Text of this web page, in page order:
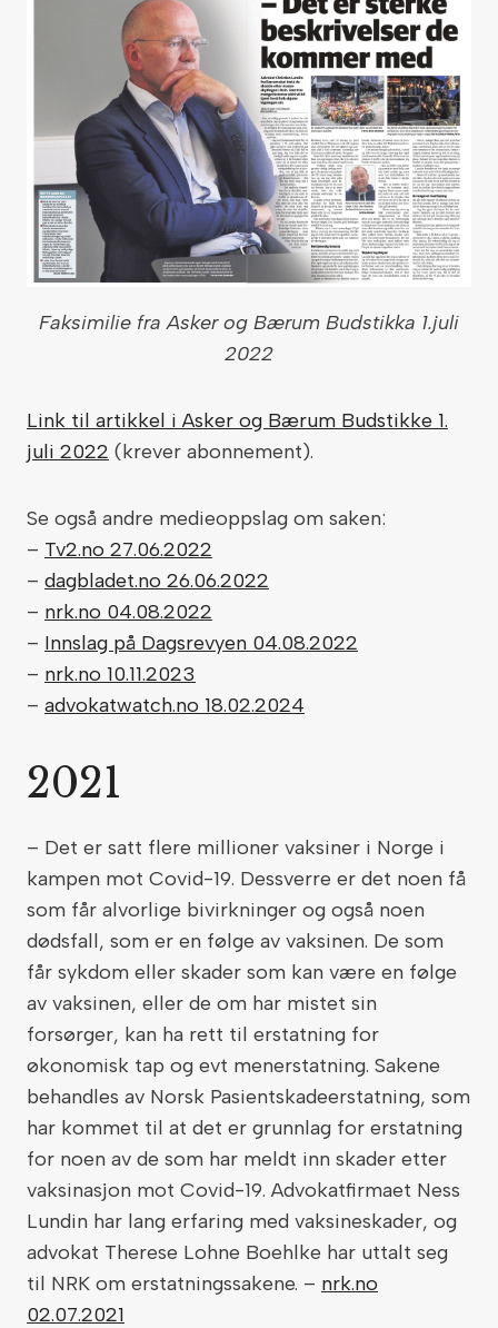
Faksimilie fra Asker og Bærum Budstikka 1.juli
2022
Link til artikkel i Asker og Bærum Budstikke 1.
juli 2022 (krever abonnement).
Se også andre medieoppslag om saken:
– Tv2.no 27.06.2022
– dagbladet.no 26.06.2022
– nrk.no 04.08.2022
– Innslag på Dagsrevyen 04.08.2022
– nrk.no 10.11.2023
– advokatwatch.no 18.02.2024
2021
– Det er satt flere millioner vaksiner i Norge i
kampen mot Covid-19. Dessverre er det noen få
som får alvorlige bivirkninger og også noen
dødsfall, som er en følge av vaksinen. De som
får sykdom eller skader som kan være en følge
av vaksinen, eller de om har mistet sin
forsørger, kan ha rett til erstatning for
økonomisk tap og evt menerstatning. Sakene
behandles av Norsk Pasientskadeerstatning, som
har kommet til at det er grunnlag for erstatning
for noen av de som har meldt inn skader etter
vaksinasjon mot Covid-19. Advokatfirmaet Ness
Lundin har lang erfaring med vaksineskader, og
advokat Therese Lohne Boehlke har uttalt seg
til NRK om erstatningssakene. – nrk.no
02.07.2021